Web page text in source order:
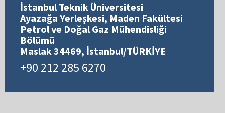
İstanbul Teknik Üniversitesi
Ayazağa Yerleşkesi, Maden Fakültesi
Petrol ve Doğal Gaz Mühendisliği
Bölümü
Maslak 34469, İstanbul/TÜRKİYE
+90 212 285 6270